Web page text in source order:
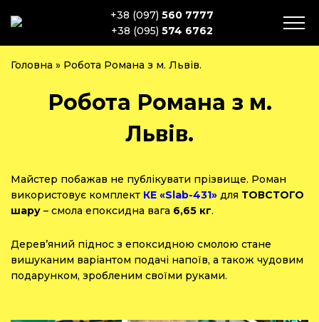
+38 (097) 560 7777
+38 (095) 574 6762
Головна » Робота Романа з м. Львів.
Робота Романа з м.
Львів.
Майстер побажав не публікувати прізвище. Роман
використовує комплект КЕ «Slab-431» для ТОВСТОГО
шару – смола епоксидна вага 6,65 кг.
Дерев’яний піднос з епоксидною смолою стане
вишуканим варіантом подачі напоїв, а також чудовим
подарунком, зробленим своїми руками.